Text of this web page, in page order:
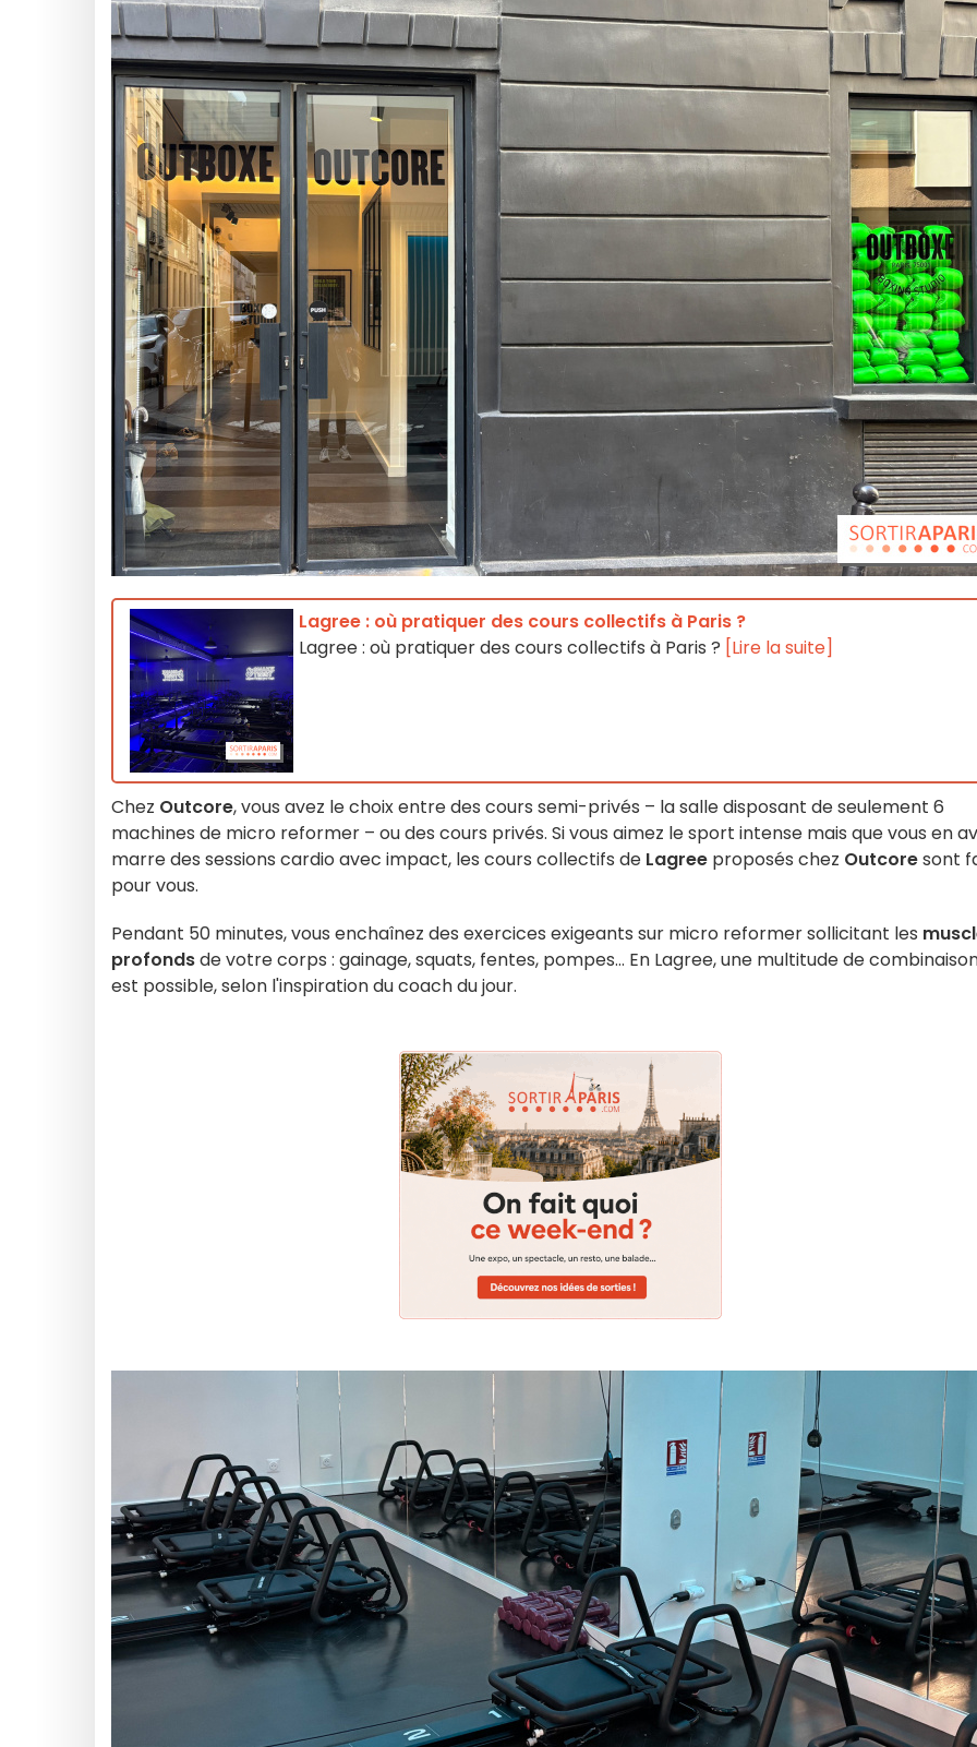
Lagree : où pratiquer des cours collectifs à Paris ?
Lagree : où pratiquer des cours collectifs à Paris ? [Lire la suite]
Chez Outcore, vous avez le choix entre des cours semi-privés – la salle disposant de seulement 6
machines de micro reformer – ou des cours privés. Si vous aimez le sport intense mais que vous en
marre des sessions cardio avec impact, les cours collectifs de Lagree proposés chez Outcoresont
pour vous.
Pendant 50 minutes, vous enchaînez des exercices exigeants sur micro reformer sollicitant les
profondsde votre corps : gainage, squats, fentes, pompes… En Lagree, une multitude de
est possible, selon l'inspiration du coach du jour.